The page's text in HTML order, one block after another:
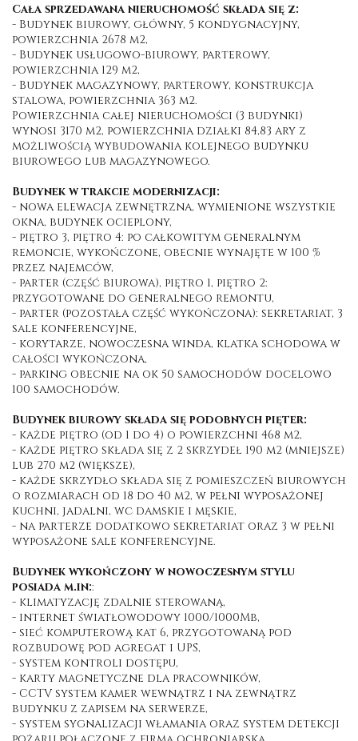
Cała sprzedawana nieruchomość składa się z:
- Budynek biurowy, główny, 5 kondygnacyjny,
powierzchnia 2678 m2,
- Budynek usługowo-biurowy, parterowy,
powierzchnia 129 m2,
- Budynek magazynowy, parterowy, konstrukcja
stalowa, powierzchnia 363 m2.
Powierzchnia całej nieruchomości (3 budynki)
wynosi 3170 m2, powierzchnia działki 84,83 ary z
możliwością wybudowania kolejnego budynku
biurowego lub magazynowego.
Budynek w trakcie modernizacji:
- nowa elewacja zewnętrzna, wymienione wszystkie
okna, budynek ocieplony,
- piętro 3, piętro 4: po całkowitym generalnym
remoncie, wykończone, obecnie wynajęte w 100 %
przez najemców,
- parter (część biurowa), piętro 1, piętro 2:
przygotowane do generalnego remontu,
- parter (pozostała część wykończona): sekretariat, 3
sale konferencyjne,
- korytarze, nowoczesna winda, klatka schodowa w
całości wykończona,
- parking obecnie na ok 50 samochodów docelowo
100 samochodów.
Budynek biurowy składa się podobnych pięter:
- każde piętro (od 1 do 4) o powierzchni 468 m2,
- każde piętro składa się z 2 skrzydeł 190 m2 (mniejsze)
lub 270 m2 (większe),
- każde skrzydło składa się z pomieszczeń biurowych
o rozmiarach od 18 do 40 m2, w pełni wyposażonej
kuchni, jadalni, wc damskie i męskie,
- na parterze dodatkowo sekretariat oraz 3 w pełni
wyposażone sale konferencyjne.
Budynek wykończony w nowoczesnym stylu
posiada m.in::
- klimatyzację zdalnie sterowaną,
- internet światłowodowy 1000/1000Mb,
- sieć komputerową kat 6, przygotowaną pod
rozbudowę pod agregat i UPS,
- system kontroli dostępu,
- karty magnetyczne dla pracowników,
- CCTV system kamer wewnątrz i na zewnątrz
budynku z zapisem na serwerze,
- system sygnalizacji włamania oraz system detekcji